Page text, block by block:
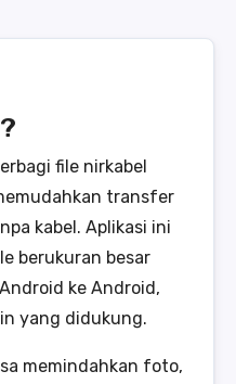
file nirkabel
transfer
kabel. Aplikasi ini
berukuran besar
ke Android,
yang didukung.
memindahkan foto,